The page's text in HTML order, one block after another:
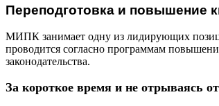
Переподготовка и повышение
МИПК занимает одну из лидирующих
проводится согласно программам
законодательства.
За короткое время и не отрываясь